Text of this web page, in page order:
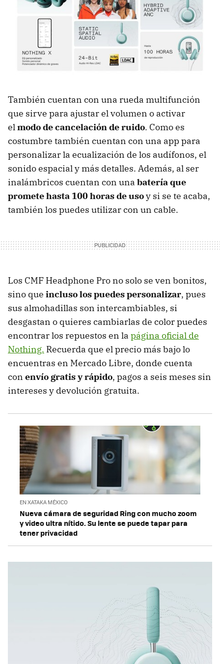
También cuentan con una rueda multifunción
que sirve para ajustar el volumen o activar
el modo de cancelación de ruido. Como es
costumbre también cuentan con una app para
personalizar la ecualización de los audífonos, el
sonido espacial y más detalles. Además, al ser
inalámbricos cuentan con una batería que
promete hasta 100 horas de usoy si se te acaba,
también los puedes utilizar con un cable.
Los CMF Headphone Pro no solo se ven bonitos,
sino que incluso los puedes personalizar, pues
sus almohadillas son intercambiables, si
desgastan o quieres cambiarlas de color puedes
encontrar los repuestos en la página oficial de
Nothing. Recuerda que el precio más bajo lo
encuentras en Mercado Libre, donde cuenta
con envío gratis y rápido, pagos a seis meses sin
intereses y devolución gratuita.
EN XATAKA MÉXICO
Nueva cámara de seguridad Ring con mucho zoom
y video ultra nítido. Su lente se puede tapar para
tener privacidad